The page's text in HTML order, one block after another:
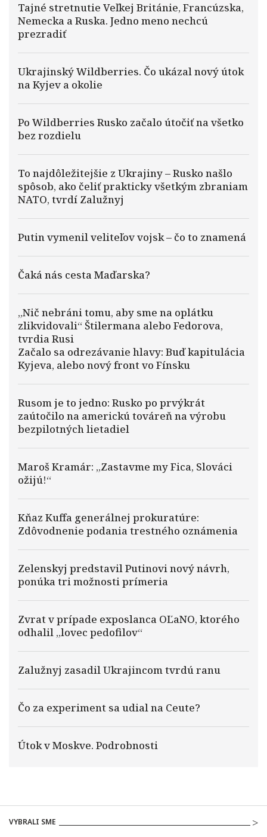
Tajné stretnutie Veľkej Británie, Francúzska,
Nemecka a Ruska. Jedno meno nechcú
prezradiť
Ukrajinský Wildberries. Čo ukázal nový útok
na Kyjev a okolie
Po Wildberries Rusko začalo útočiť na všetko
bez rozdielu
To najdôležitejšie z Ukrajiny – Rusko našlo
spôsob, ako čeliť prakticky všetkým zbraniam
NATO, tvrdí Zalužnyj
Putin vymenil veliteľov vojsk – čo to znamená
Čaká nás cesta Maďarska?
„Nič nebráni tomu, aby sme na oplátku
zlikvidovali“ Štilermana alebo Fedorova,
tvrdia Rusi
Začalo sa odrezávanie hlavy: Buď kapitulácia
Kyjeva, alebo nový front vo Fínsku
Rusom je to jedno: Rusko po prvýkrát
zaútočilo na americkú továreň na výrobu
bezpilotných lietadiel
Maroš Kramár: „Zastavme my Fica, Slováci
ožijú!“
Kňaz Kuffa generálnej prokuratúre:
Zdôvodnenie podania trestného oznámenia
Zelenskyj predstavil Putinovi nový návrh,
ponúka tri možnosti prímeria
Zvrat v prípade exposlanca OĽaNO, ktorého
odhalil „lovec pedofilov“
Zalužnyj zasadil Ukrajincom tvrdú ranu
Čo za experiment sa udial na Ceute?
Útok v Moskve. Podrobnosti
VYBRALI SME